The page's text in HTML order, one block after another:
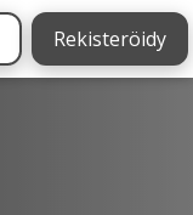
Rekisteröidy